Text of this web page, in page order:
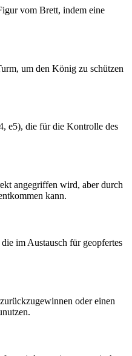
vom Brett, indem eine
um den König zu schützen
e5), die für die Kontrolle des
angegriffen wird, aber durch
kann.
im Austausch für geopfertes
oder einen